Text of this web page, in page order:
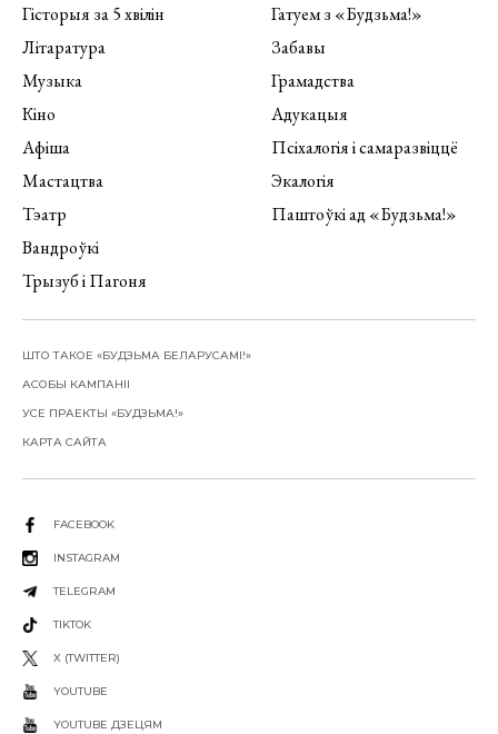
Гісторыя за 5 хвілін
Літаратура
Музыка
Кіно
Афіша
Мастацтва
Тэатр
Вандроўкі
Трызуб і Пагоня
Гатуем з «Будзьма!»
Забавы
Грамадства
Адукацыя
Псіхалогія і самаразвіццё
Экалогія
Паштоўкі ад «Будзьма!»
ШТО ТАКОЕ «БУДЗЬМА БЕЛАРУСАМІ!»
АСОБЫ КАМПАНІІ
УСЕ ПРАЕКТЫ «БУДЗЬМА!»
КАРТА САЙТА
FACEBOOK
INSTAGRAM
TELEGRAM
TIKTOK
X (TWITTER)
YOUTUBE
YOUTUBE ДЗЕЦЯМ